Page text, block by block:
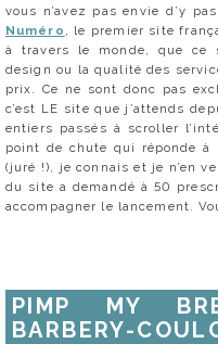
vous n’avez pas envie d’y
Numéro
, le premier site
à travers le monde, que ce
design ou la qualité des
prix. Ce ne sont donc pas
c’est LE site que j’attends
entiers passés à scroller
point de chute qui réponde
(juré !), je connais et je n’en
du site a demandé à 50
accompagner le lancement.
PIMP MY
BARBERY-